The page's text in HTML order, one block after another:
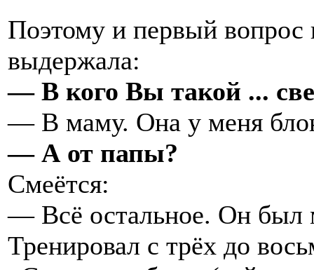
Поэтому и первый вопрос
выдержала:
— В кого Вы такой ...
— В маму. Она у меня
— А от папы?
Смеётся:
— Всё остальное. Он был
Тренировал с трёх до